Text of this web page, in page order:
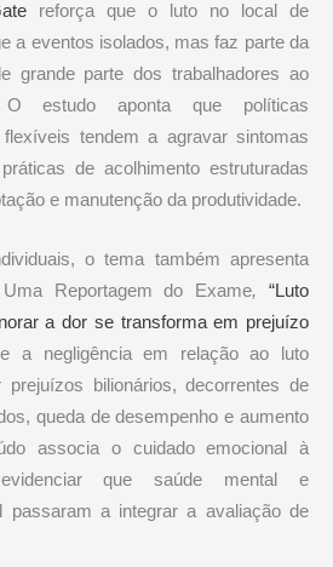
reforça que o luto no local de
a eventos isolados, mas faz parte da
grande parte dos trabalhadores ao
estudo aponta que políticas
tendem a agravar sintomas
de acolhimento estruturadas
e manutenção da produtividade.
o tema também apresenta
Reportagem do Exame,
“Luto
a dor se transforma em prejuízo
a negligência em relação ao luto
prejuízos bilionários, decorrentes de
queda de desempenho e aumento
associa o cuidado emocional à
que saúde mental e
passaram a integrar a avaliação de